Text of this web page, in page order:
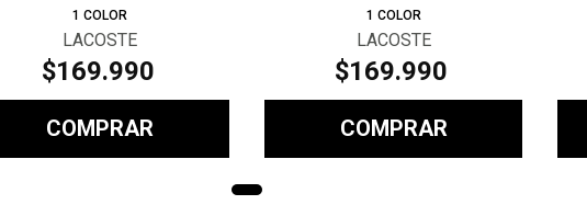
1 COLOR
LACOSTE
$169.990
COMPRAR
1 COLOR
LACOSTE
$169.990
COMPRAR